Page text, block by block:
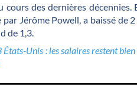
cours des dernières
par Jérôme Powell, a baissé de
de 1,3.
États-Unis : les salaires restent